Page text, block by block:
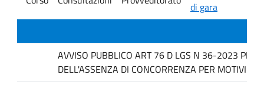
di gara
AVVISO PUBBLICO ART 76 D LGS N 36-2023 PER
DELL'ASSENZA DI CONCORRENZA PER MOTIVI